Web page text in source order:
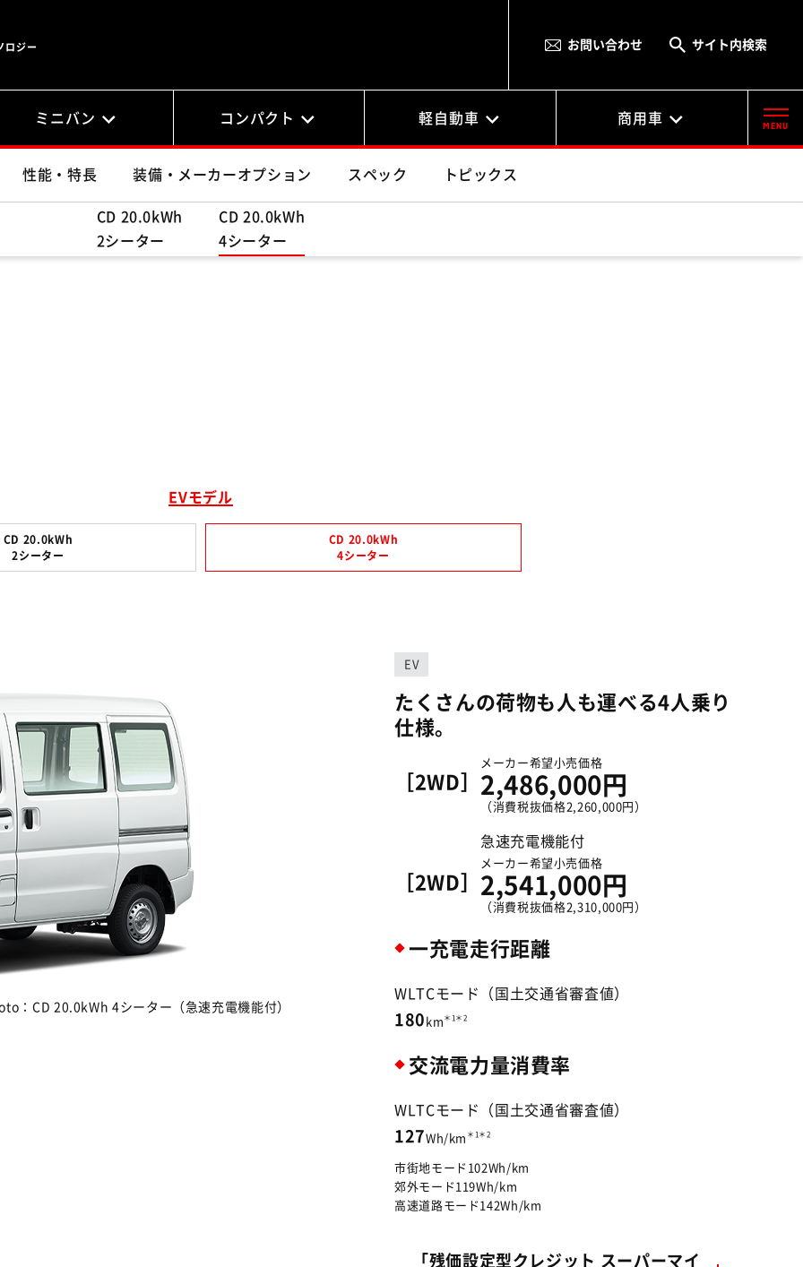
ロジー お問い合わせ サイト内検索
ミニバン コンパクト 軽自動車 商用車 MENU
CD 20.0kWh
2シーター
CD 20.0kWh
4シーター
性能・特長 装備・メーカーオプション スペック トピックス
EVモデル
CD 20.0kWh
2シーター
CD 20.0kWh
4シーター
EV
たくさんの荷物も人も運べる4人乗り
仕様。
メーカー希望小売価格
［2WD］ 2,486,000円
（消費税抜価格2,260,000円）
急速充電機能付
メーカー希望小売価格
［2WD］ 2,541,000円
（消費税抜価格2,310,000円）
一充電走行距離
WLTCモード（国土交通省審査値）
180 km ＊1＊2
交流電力量消費率
WLTCモード（国土交通省審査値）
127Wh/km ＊1＊2
市街地モード102Wh/km
郊外モード119Wh/km
高速道路モード142Wh/km
「残価設定型クレジット スーパーマイ
：CD 20.0kWh 4シーター（急速充電機能付）